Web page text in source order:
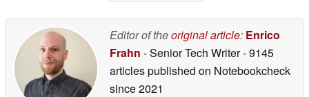
29/06/2026
Editor of theoriginal article: Enrico
Frahn - Senior Tech Writer- 9145
articles published on Notebookcheck
since 2021